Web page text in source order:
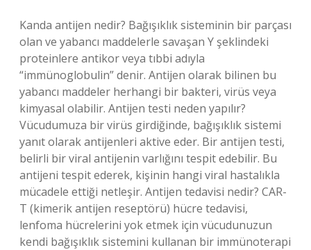
Kanda antijen nedir? Bağışıklık sisteminin bir parçası
olan ve yabancı maddelerle savaşan Y şeklindeki
proteinlere antikor veya tıbbi adıyla
“immünoglobulin” denir. Antijen olarak bilinen bu
yabancı maddeler herhangi bir bakteri, virüs veya
kimyasal olabilir. Antijen testi neden yapılır?
Vücudumuza bir virüs girdiğinde, bağışıklık sistemi
yanıt olarak antijenleri aktive eder. Bir antijen testi,
belirli bir viral antijenin varlığını tespit edebilir. Bu
antijeni tespit ederek, kişinin hangi viral hastalıkla
mücadele ettiği netleşir. Antijen tedavisi nedir? CAR-
T (kimerik antijen reseptörü) hücre tedavisi,
lenfoma hücrelerini yok etmek için vücudunuzun
kendi bağışıklık sistemini kullanan bir immünoterapi